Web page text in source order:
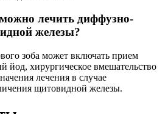
лечить диффузно-
железы?
зоба может включать прием
йод, хирургическое вмешательство
лечения в случае
щитовидной железы.